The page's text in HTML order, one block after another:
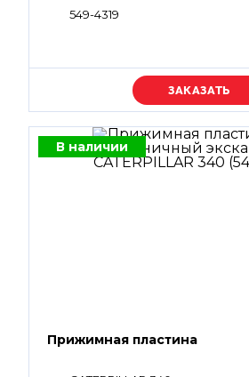
549-4319
Уточняйте цену
В наличии
Прижимная пластина